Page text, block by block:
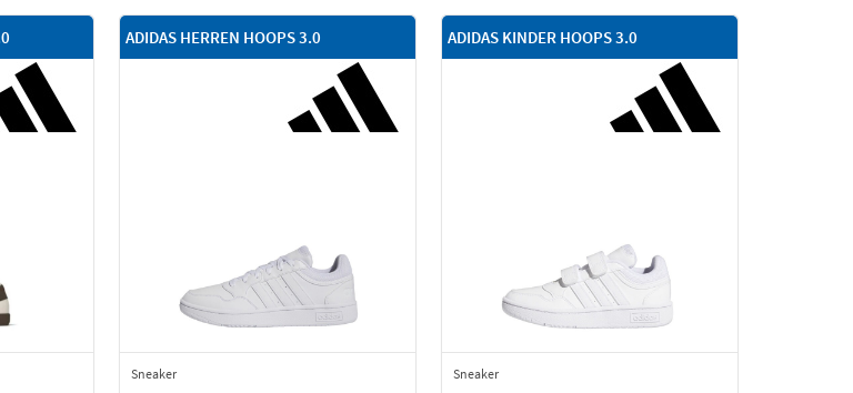
ADIDAS HERREN HOOPS 3.0
Sneaker
ADIDAS KINDER HOOPS 3.0
Sneaker